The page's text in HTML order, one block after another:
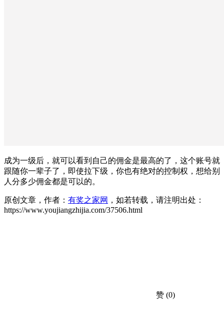
成为一级后，就可以看到自己的佣金是最高的了，这个账号就
跟随你一辈子了，即使拉下级，你也有绝对的控制权，想给别
人分多少佣金都是可以的。
原创文章，作者： 有奖之家网 ，如若转载，请注明出处：
https://www.youjiangzhijia.com/37506.html
赞 (0)